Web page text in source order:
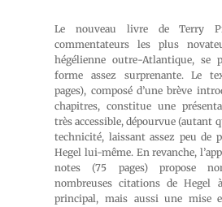
Le nouveau livre de Terry
commentateurs les plus
hégélienne outre-Atlantique, se
forme assez surprenante. Le
pages), composé d’une brève
chapitres, constitue une
très accessible, dépourvue (autant
technicité, laissant assez peu de
Hegel lui-même. En revanche,
notes (75 pages) propose
nombreuses citations de Hegel
principal, mais aussi une mise